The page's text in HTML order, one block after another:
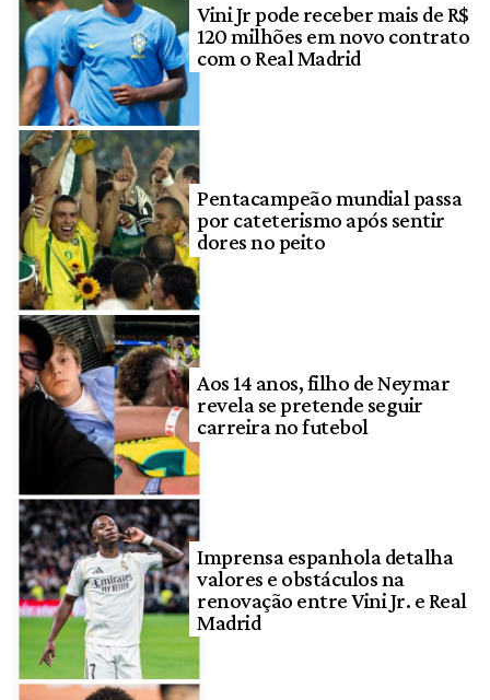
Vini Jr pode receber mais de R$
120 milhões em novo contrato
com o Real Madrid
Pentacampeão mundial passa
por cateterismo após sentir
dores no peito
Aos 14 anos, filho de Neymar
revela se pretende seguir
carreira no futebol
Imprensa espanhola detalha
valores e obstáculos na
renovação entre Vini Jr. e Real
Madrid